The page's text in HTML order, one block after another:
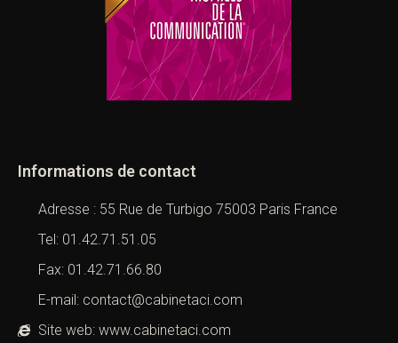
Informations de contact
Adresse : 55 Rue de Turbigo 75003 Paris France
Tel: 01.42.71.51.05
Fax: 01.42.71.66.80
E-mail: contact@cabinetaci.com
Site web: www.cabinetaci.com